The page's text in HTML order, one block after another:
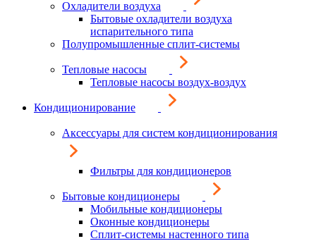
Охладители воздуха
Бытовые охладители воздуха
испарительного типа
Полупромышленные сплит-системы
Тепловые насосы
Тепловые насосы воздух-воздух
Кондиционирование
Аксессуары для систем кондиционирования
Фильтры для кондиционеров
Бытовые кондиционеры
Мобильные кондиционеры
Оконные кондиционеры
Сплит-системы настенного типа